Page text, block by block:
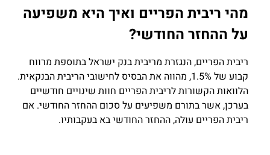
מהי ריבית הפריים ואיך היא משפיעה
על ההחזר החודשי?
ריבית הפריים, הנגזרת מריבית בנק ישראל בתוספת מרווח
קבוע של 1.5%, מהווה את הבסיס לחישובי הריבית הבנקאית.
הלוואות הקשורות לריבית הפריים חוות שינויים חודשיים
בערכן, אשר בתורם משפיעים על סכום ההחזר החודשי. אם
ריבית הפריים עולה, ההחזר החודשי בא בעקבותיו.